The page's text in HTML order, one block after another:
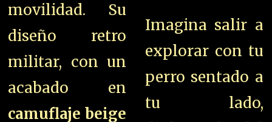
movilidad. Su
diseño retro
militar, con un
acabado en
camuflaje beige
Imagina salir a
explorar con tu
perro sentado a
tu lado,